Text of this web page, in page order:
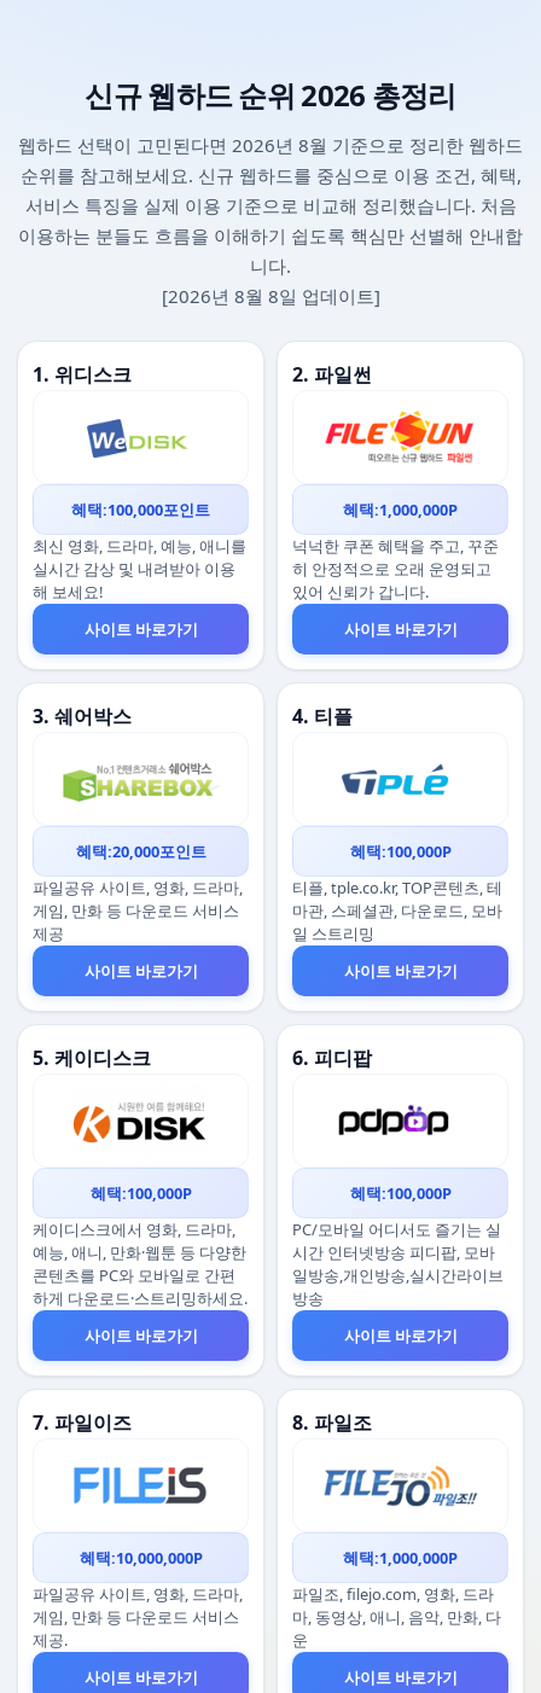
신규 웹하드 순위 2026 총정리
웹하드 선택이 고민된다면 2026년 8월 기준으로 정리한 웹하드
순위를 참고해보세요. 신규 웹하드를 중심으로 이용 조건, 혜택,
서비스 특징을 실제 이용 기준으로 비교해 정리했습니다. 처음
이용하는 분들도 흐름을 이해하기 쉽도록 핵심만 선별해 안내합
니다.
[2026년 8월 8일 업데이트]
1. 위디스크
혜택:100,000포인트
최신 영화, 드라마, 예능, 애니를
실시간 감상 및 내려받아 이용
해 보세요!
사이트 바로가기
2. 파일썬
혜택:1,000,000P
넉넉한 쿠폰 혜택을 주고, 꾸준
히 안정적으로 오래 운영되고
있어 신뢰가 갑니다.
사이트 바로가기
3. 쉐어박스
혜택:20,000포인트
파일공유 사이트, 영화, 드라마,
게임, 만화 등 다운로드 서비스
제공
사이트 바로가기
4. 티플
혜택:100,000P
티플, tple.co.kr, TOP콘텐츠, 테
마관, 스페셜관, 다운로드, 모바
일 스트리밍
사이트 바로가기
5. 케이디스크
혜택:100,000P
케이디스크에서 영화, 드라마,
예능, 애니, 만화·웹툰 등 다양한
콘텐츠를 PC와 모바일로 간편
하게 다운로드·스트리밍하세요.
사이트 바로가기
6. 피디팝
혜택:100,000P
PC/모바일 어디서도 즐기는 실
시간 인터넷방송 피디팝, 모바
일방송,개인방송,실시간라이브
방송
사이트 바로가기
7. 파일이즈
혜택:10,000,000P
파일공유 사이트, 영화, 드라마,
게임, 만화 등 다운로드 서비스
제공.
사이트 바로가기
8. 파일조
혜택:1,000,000P
파일조, filejo.com, 영화, 드라
마, 동영상, 애니, 음악, 만화, 다
운
사이트 바로가기